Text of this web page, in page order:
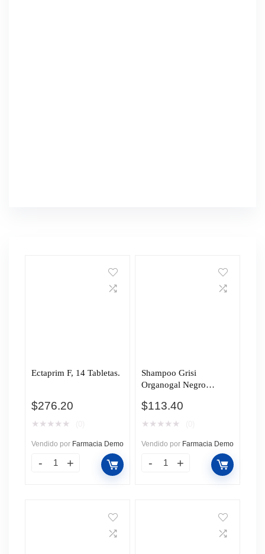
Ectaprim F, 14 Tabletas.
$276.20
★ ★ ★ ★ ★
Vendido por Farmacia Demo
Shampoo Grisi
Organogal Negro
$113.40
★ ★ ★ ★ ★
Vendido por Farmacia Demo